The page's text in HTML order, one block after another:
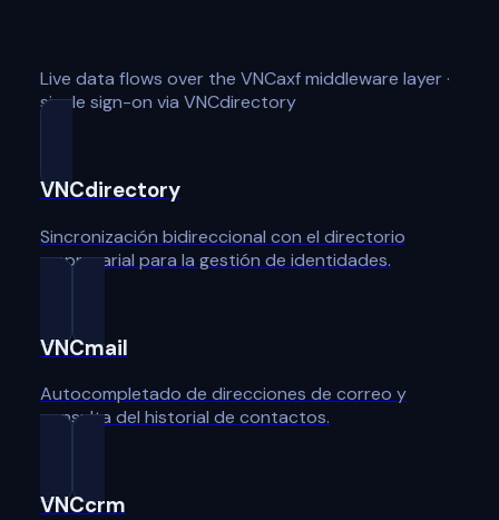
Live data flows over the VNCaxf middleware layer ·
single sign-on via VNCdirectory
VNCdirectory
Sincronización bidireccional con el directorio
empresarial para la gestión de identidades.
VNCmail
Autocompletado de direcciones de correo y
consulta del historial de contactos.
VNCcrm